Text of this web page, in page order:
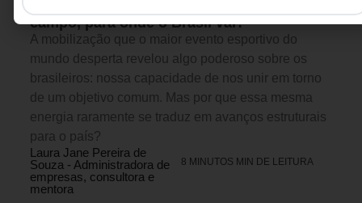
eliminada da Copa do Mundo: fora de
campo, para onde o Brasil vai?
A mobilização que o maior evento esportivo do
mundo desperta revelou algo poderoso sobre os
brasileiros: nossa capacidade de nos unir em torno
de um objetivo comum. Mas por que essa mesma
energia raramente se traduz em avanços estruturais
para o país?
Laura Jane Pereira de
Souza - Administradora de
empresas, consultora e
mentora
8 MINUTOS MIN DE LEITURA